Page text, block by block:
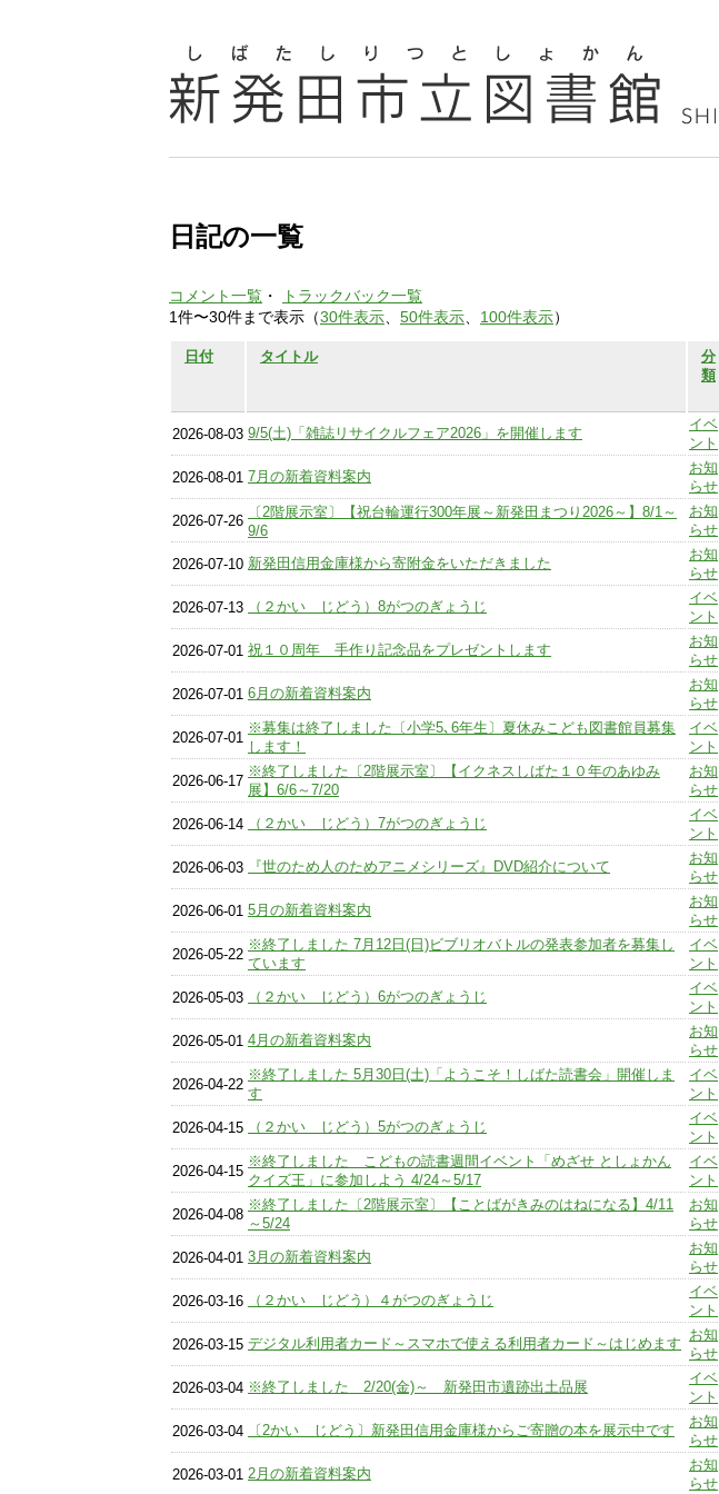
日記の一覧
コメント一覧 ・
トラックバック一覧
1件〜30件まで表示（30件表示 50件表示 100件表示）
日付 タイトル
分
類
2026-08-03 9/5(土)「雑誌リサイクルフェア2026」を開催します
イベ
ント
2026-08-01 7月の新着資料案内
お知
らせ
2026-07-26
〔2階展示室〕【祝台輪運行300年展～新発田まつり2026～】8/1～
9/6
お知
らせ
2026-07-10 新発田信用金庫様から寄附金をいただきました
お知
らせ
2026-07-13 （２かい じどう）8がつのぎょうじ
イベ
ント
2026-07-01 祝１０周年 手作り記念品をプレゼントします
お知
らせ
2026-07-01 6月の新着資料案内
お知
らせ
2026-07-01
※募集は終了しました〔小学5､6年生〕夏休みこども図書館員募集
します！
イベ
ント
2026-06-17
※終了しました〔2階展示室〕【イクネスしばた１０年のあゆみ
展】6/6～7/20
お知
らせ
2026-06-14 （２かい じどう）7がつのぎょうじ
イベ
ント
2026-06-03 『世のため人のためアニメシリーズ』DVD紹介について
お知
らせ
2026-06-01 5月の新着資料案内
お知
らせ
2026-05-22
※終了しました 7月12日(日)ビブリオバトルの発表参加者を募集し
ています
イベ
ント
2026-05-03 （２かい じどう）6がつのぎょうじ
イベ
ント
2026-05-01 4月の新着資料案内
お知
らせ
2026-04-22
※終了しました 5月30日(土)「ようこそ！しばた読書会」開催しま
す
イベ
ント
2026-04-15 （２かい じどう）5がつのぎょうじ
イベ
ント
2026-04-15
※終了しました こどもの読書週間イベント「めざせ としょかん
クイズ王」に参加しよう 4/24～5/17
イベ
ント
2026-04-08
※終了しました〔2階展示室〕【ことばがきみのはねになる】4/11
～5/24
お知
らせ
2026-04-01 3月の新着資料案内
お知
らせ
2026-03-16 （２かい じどう）４がつのぎょうじ
イベ
ント
2026-03-15 デジタル利用者カード～スマホで使える利用者カード～はじめます
お知
らせ
2026-03-04 ※終了しました 2/20(金)～ 新発田市遺跡出土品展
イベ
ント
2026-03-04 〔2かい じどう〕新発田信用金庫様からご寄贈の本を展示中です
お知
らせ
2026-03-01 2月の新着資料案内
お知
らせ